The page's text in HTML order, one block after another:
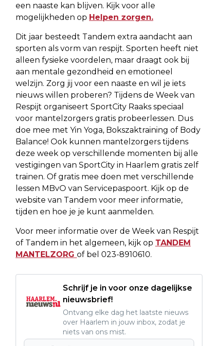
een naaste kan blijven. Kijk voor alle
mogelijkheden op Helpen zorgen.
Dit jaar besteedt Tandem extra aandacht aan
sporten als vorm van respijt. Sporten heeft niet
alleen fysieke voordelen, maar draagt ook bij
aan mentale gezondheid en emotioneel
welzijn. Zorg jij voor een naaste en wil je iets
nieuws willen proberen? Tijdens de Week van
Respijt organiseert SportCity Raaks speciaal
voor mantelzorgers gratis probeerlessen. Dus
doe mee met Yin Yoga, Bokszaktraining of Body
Balance! Ook kunnen mantelzorgers tijdens
deze week op verschillende momenten bij alle
vestigingen van SportCity in Haarlem gratis zelf
trainen. Of gratis mee doen met verschillende
lessen MBvO van Servicepaspoort. Kijk op de
website van Tandem voor meer informatie,
tijden en hoe je je kunt aanmelden.
Voor meer informatie over de Week van Respijt
of Tandem in het algemeen, kijk op TANDEM
MANTELZORG of bel 023-8910610.
Schrijf je in voor onze dagelijkse
nieuwsbrief!
Ontvang elke dag het laatste nieuws
over Haarlem in jouw inbox, zodat je
niets van ons mist.